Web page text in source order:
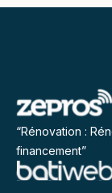
“Rénovation :
financement”